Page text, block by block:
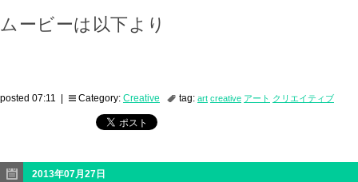
ムービーは以下より
posted 07:11 | Category: Creative tag: art creative アート クリエイティブ
2013年07月27日